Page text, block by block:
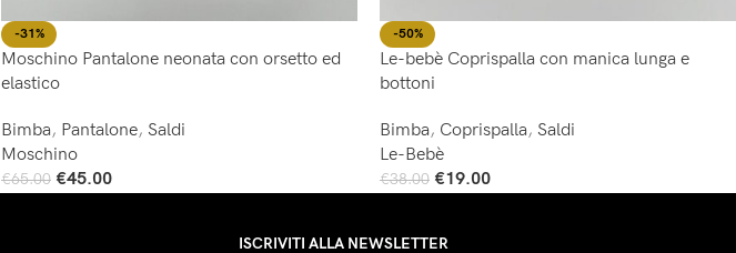
-31%
Moschino Pantalone neonata con orsetto ed
elastico
Bimba, Pantalone, Saldi
Moschino
€65.00 €45.00
-50%
Le-bebè Coprispalla con manica lunga e
bottoni
Bimba, Coprispalla, Saldi
Le-Bebè
€38.00 €19.00
ISCRIVITI ALLA NEWSLETTER